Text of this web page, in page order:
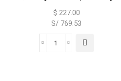
$ 227.00
S/ 769.53